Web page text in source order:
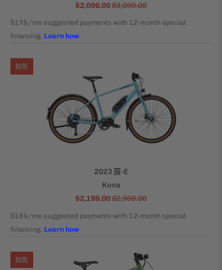
$2,099.00$3,099.00
2023 露-E
Kona
$2,199.00$2,999.00
銷售
銷售